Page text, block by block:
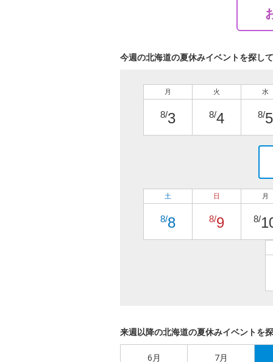
今週の北海道の夏休みイベントを探し
月
8/3
火
8/4
水
8/5
土
8/8
日
8/9
月
8/
来週以降の北海道の夏休みイベントを
6月 7月